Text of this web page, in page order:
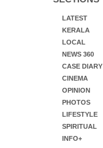
LATEST
KERALA
LOCAL
NEWS 360
CASE DIARY
CINEMA
OPINION
PHOTOS
LIFESTYLE
SPIRITUAL
INFO+